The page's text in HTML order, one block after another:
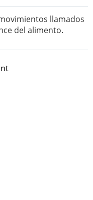
llamados
del alimento.